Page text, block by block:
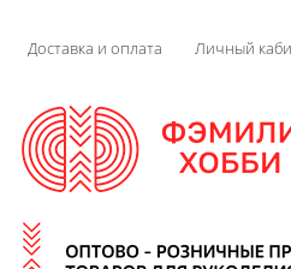
Доставка и оплата Личный